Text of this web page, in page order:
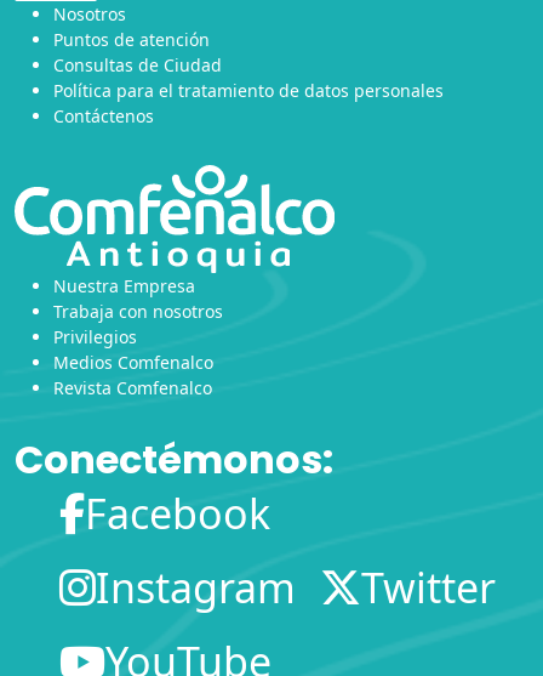
Nosotros
Puntos de atención
Consultas de Ciudad
Política para el tratamiento de datos personales
Contáctenos
Nuestra Empresa
Trabaja con nosotros
Privilegios
Medios Comfenalco
Revista Comfenalco
Conectémonos:
Facebook
Instagram
Twitter
YouTube